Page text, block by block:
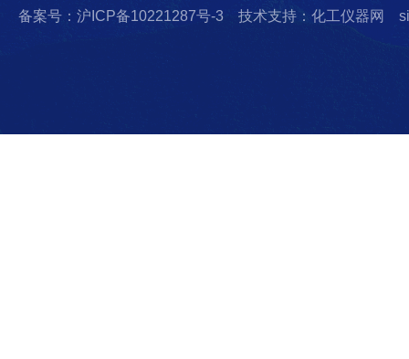
备案号：沪ICP备10221287号-3 技术支持：化工仪器网